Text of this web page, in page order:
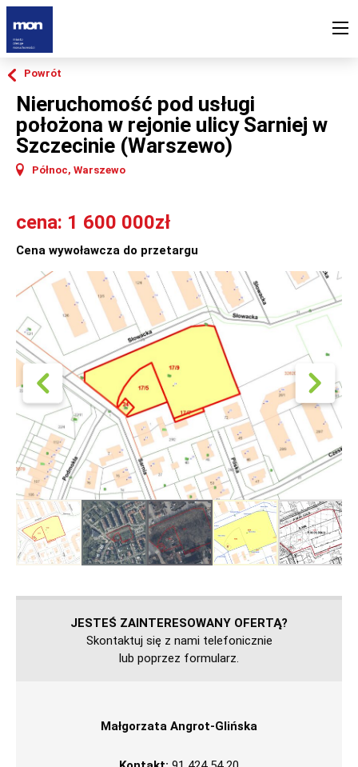
Powrót
Nieruchomość pod usługi
położona w rejonie ulicy Sarniej w
Szczecinie (Warszewo)
Północ, Warszewo
cena: 1 600 000zł
Cena wywoławcza do przetargu
JESTEŚ ZAINTERESOWANY OFERTĄ?
Skontaktuj się z nami telefonicznie
lub poprzez formularz.
Małgorzata Angrot-Glińska